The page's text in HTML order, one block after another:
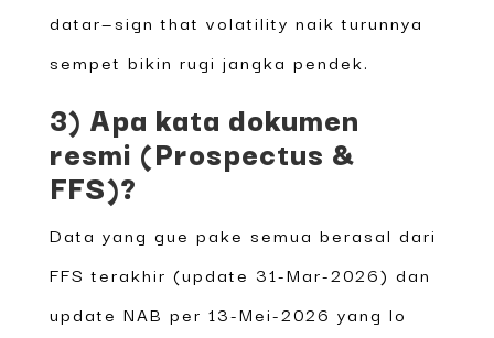
datar—sign that volatility naik turunnya
sempet bikin rugi jangka pendek.
3) Apa kata dokumen
resmi (Prospectus &
FFS)?
Data yang gue pake semua berasal dari
FFS terakhir (update 31-Mar-2026) dan
update NAB per 13-Mei-2026 yang lo